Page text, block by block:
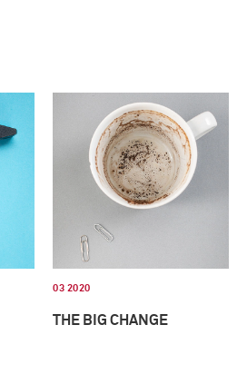
03 2020
THE BIG CHANGE